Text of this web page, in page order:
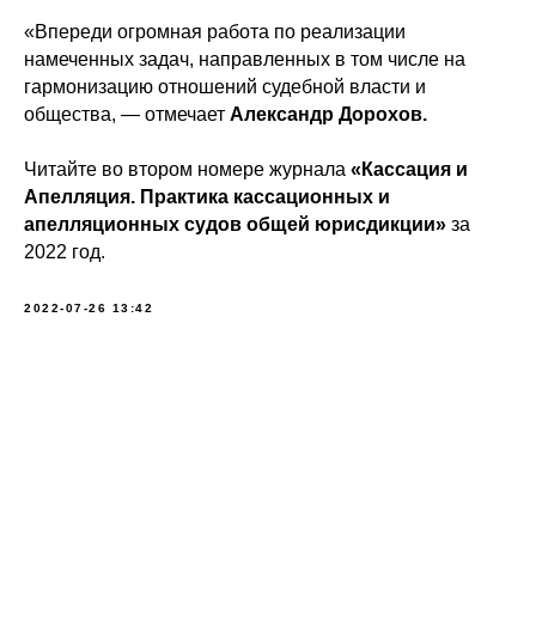
«Впереди огромная работа по реализации
намеченных задач, направленных в том числе на
гармонизацию отношений судебной власти и
общества, — отмечает Александр Дорохов.
Читайте во втором номере журнала «Кассация и
Апелляция. Практика кассационных и
апелляционных судов общей юрисдикции» за
2022 год.
2022-07-26 13:42